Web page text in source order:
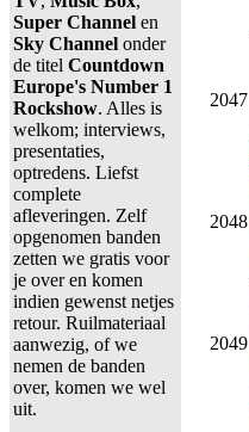
Super Channel en
Sky Channel onder
de titel Countdown
Europe's Number 1
Rockshow. Alles is
welkom; interviews,
presentaties,
optredens. Liefst
complete
afleveringen. Zelf
opgenomen banden
zetten we gratis voor
je over en komen
indien gewenst netjes
retour. Ruilmateriaal
aanwezig, of we
nemen de banden
over, komen we wel
uit.
2047
2048
2049